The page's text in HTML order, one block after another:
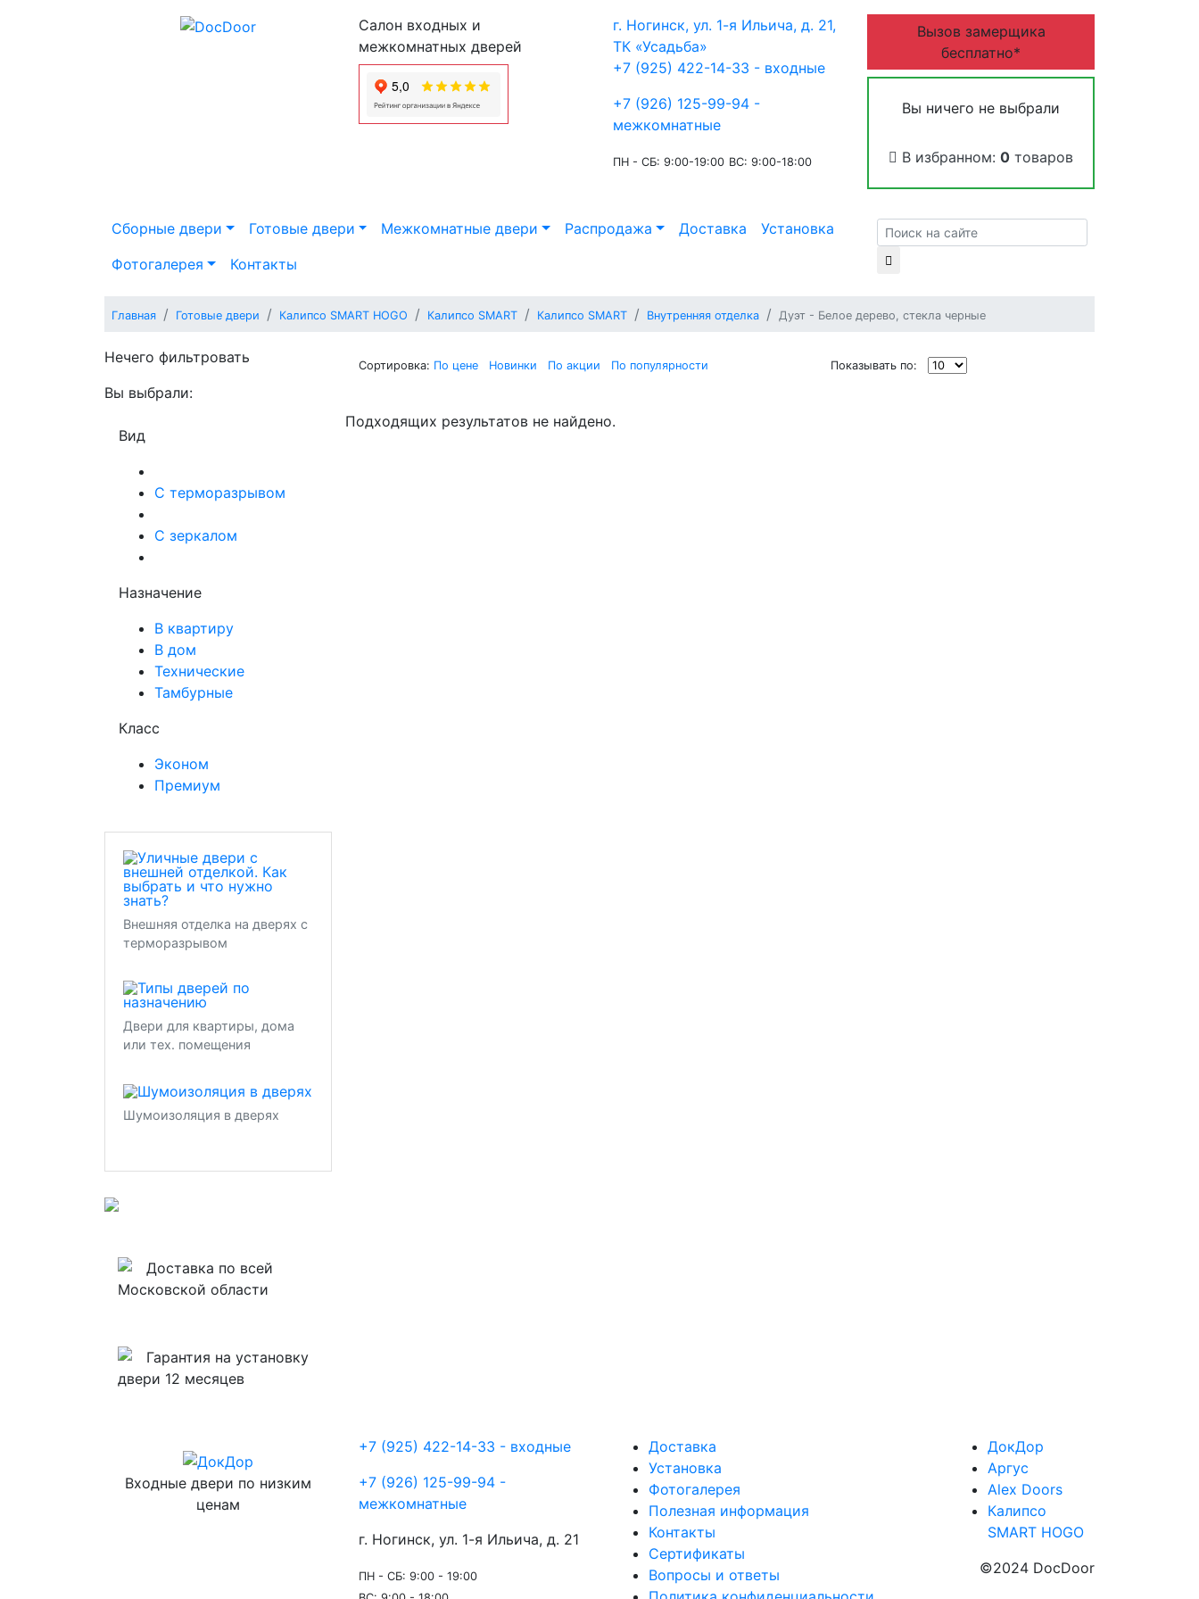
Салон входных и
межкомнатных дверей
г. Ногинск, ул. 1-я Ильича, д. 21,
ТК «Усадьба»
+7 (925) 422-14-33 - входные
+7 (926) 125-99-94 -
межкомнатные
ПН - СБ: 9:00-19:00 ВС: 9:00-18:00
Вызов замерщика
бесплатно*
Вы ничего не выбрали
В избранном: 0 товаров
Сборные двери Готовые двери Межкомнатные двери Распродажа Доставка
Установка
Фотогалерея
Контакты
Главная Готовые двери Калипсо SMART HOGO Калипсо SMART Калипсо SMART Внутренняя отделка Дуэт - Белое дерево, стекла черные
Сортировка: По цене Новинки По акции По популярности Показывать по:
Подходящих результатов не найдено.
Нечего фильтровать
Вы выбрали:
Вид
С терморазрывом
С зеркалом
Назначение
В квартиру
В дом
Технические
Тамбурные
Класс
Эконом
Премиум
Внешняя отделка на дверях с
терморазрывом
Двери для квартиры, дома
или тех. помещения
Шумоизоляция в дверях
Доставка по всей
Московской области
Гарантия на установку
двери 12 месяцев
Входные двери по низким
ценам
+7 (925) 422-14-33 - входные
+7 (926) 125-99-94 -
межкомнатные
г. Ногинск, ул. 1-я Ильича, д. 21
ПН - СБ: 9:00 - 19:00
Доставка
Установка
Фотогалерея
Полезная информация
Контакты
Сертификаты
Вопросы и ответы
ДокДор
Аргус
Alex Doors
Калипсо
SMART HOGO
©2024 DocDoor